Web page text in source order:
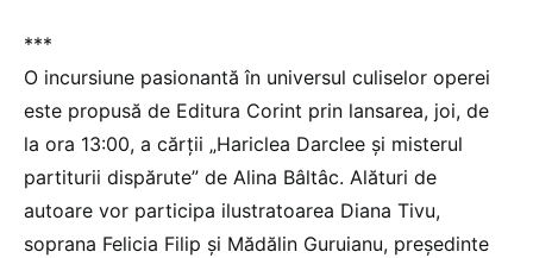
***
O incursiune pasionantă în universul culiselor operei
este propusă de Editura Corint prin lansarea, joi, de
la ora 13:00, a cărții „Hariclea Darclee și misterul
partiturii dispărute” de Alina Bâltâc. Alături de
autoare vor participa ilustratoarea Diana Tivu,
soprana Felicia Filip și Mădălin Guruianu, președinte